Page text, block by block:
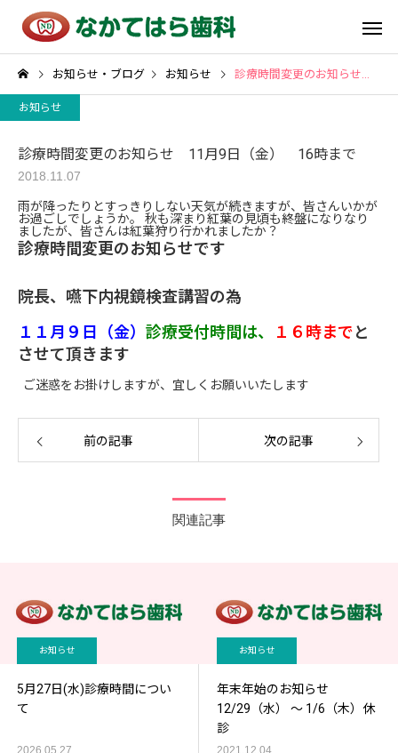
お知らせ・ブログ お知らせ 診療時間変更のお知らせ 11月9日（金） 16時まで
お知らせ
診療時間変更のお知らせ 11月9日（金） 16時まで
2018.11.07
雨が降ったりとすっきりしない天気が続きますが、皆さんいかが
お過ごしでしょうか。 秋も深まり紅葉の見頃も終盤になりなり
ましたが、皆さんは紅葉狩り行かれましたか？
診療時間変更のお知らせです
院長、嚥下内視鏡検査講習の為
１１月９日（金） 診療受付時間は、 １６時までと
させて頂きます
ご迷惑をお掛けしますが、宜しくお願いいたします
前の記事 次の記事
関連記事
お知らせ
5月27日(水)診療時間につい
て
2026.05.27
お知らせ
年末年始のお知らせ
12/29（水） ～ 1/6（木）休
診
2021.12.04